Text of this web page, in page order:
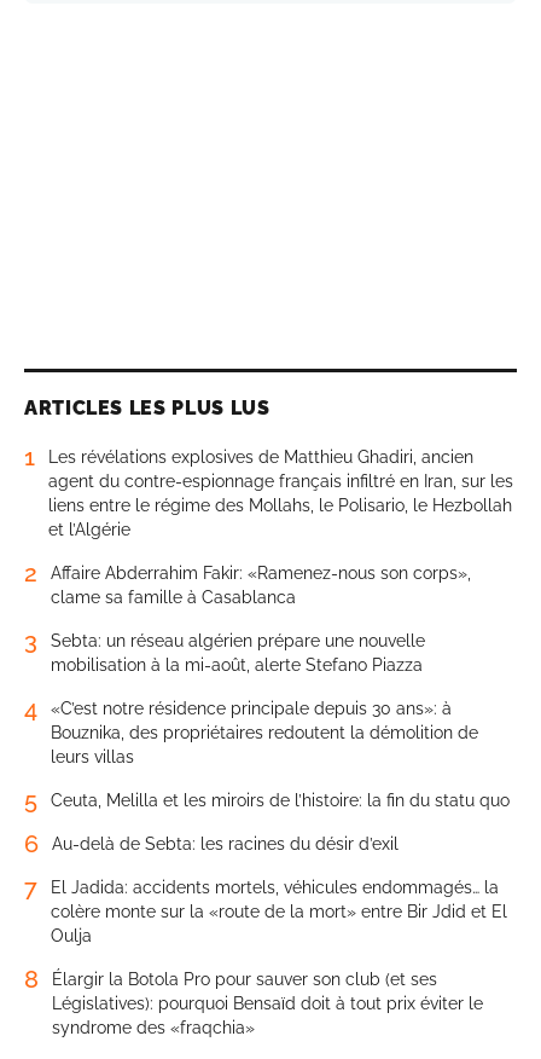
ARTICLES LES PLUS LUS
1
Les révélations explosives de Matthieu Ghadiri, ancien
agent du contre-espionnage français infiltré en Iran, sur les
liens entre le régime des Mollahs, le Polisario, le Hezbollah
et l’Algérie
2
Affaire Abderrahim Fakir: «Ramenez-nous son corps»,
clame sa famille à Casablanca
3
Sebta: un réseau algérien prépare une nouvelle
mobilisation à la mi-août, alerte Stefano Piazza
4
«C’est notre résidence principale depuis 30 ans»: à
Bouznika, des propriétaires redoutent la démolition de
leurs villas
5 Ceuta, Melilla et les miroirs de l’histoire: la fin du statu quo
6 Au-delà de Sebta: les racines du désir d’exil
7
El Jadida: accidents mortels, véhicules endommagés… la
colère monte sur la «route de la mort» entre Bir Jdid et El
Oulja
8
Élargir la Botola Pro pour sauver son club (et ses
Législatives): pourquoi Bensaïd doit à tout prix éviter le
syndrome des «fraqchia»